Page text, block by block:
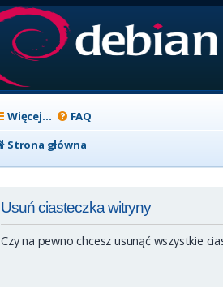
Więcej… FAQ
Strona główna
Usuń ciasteczka witryny
Czy na pewno chcesz usunąć wszystkie